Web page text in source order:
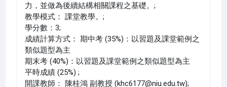
力，並做為後續結構相關課程之基礎。;
教學模式： 課堂教學。;
學分數：3;
成績計算方式： 期中考 (35%)：以習題及課堂範例之
類似題型為主
期末考 (40%)：以習題及課堂範例之類似題型為主
平時成績 (25%) ;
開課教師： 陳桂鴻 副教授 (khc6177@niu.edu.tw);